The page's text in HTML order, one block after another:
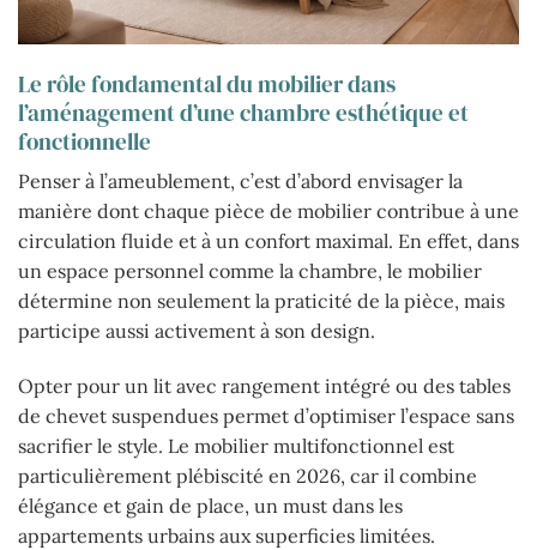
Le rôle fondamental du mobilier dans
l’aménagement d’une chambre esthétique et
fonctionnelle
Penser à l’ameublement, c’est d’abord envisager la
manière dont chaque pièce de mobilier contribue à une
circulation fluide et à un confort maximal. En effet, dans
un espace personnel comme la chambre, le mobilier
détermine non seulement la praticité de la pièce, mais
participe aussi activement à son design.
Opter pour un lit avec rangement intégré ou des tables
de chevet suspendues permet d’optimiser l’espace sans
sacrifier le style. Le mobilier multifonctionnel est
particulièrement plébiscité en 2026, car il combine
élégance et gain de place, un must dans les
appartements urbains aux superficies limitées.